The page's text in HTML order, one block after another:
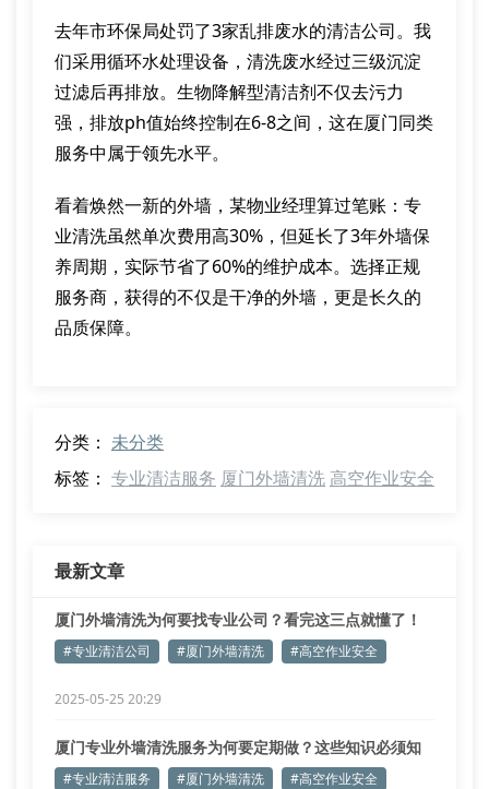
去年市环保局处罚了3家乱排废水的清洁公司。我
们采用循环水处理设备，清洗废水经过三级沉淀
过滤后再排放。生物降解型清洁剂不仅去污力
强，排放ph值始终控制在6-8之间，这在厦门同类
服务中属于领先水平。
看着焕然一新的外墙，某物业经理算过笔账：专
业清洗虽然单次费用高30%，但延长了3年外墙保
养周期，实际节省了60%的维护成本。选择正规
服务商，获得的不仅是干净的外墙，更是长久的
品质保障。
分类： 未分类
标签： 专业清洁服务 厦门外墙清洗高空作业安全
最新文章
厦门外墙清洗为何要找专业公司？看完这三点就懂了！
#专业清洁公司 #厦门外墙清洗 #高空作业安全
2025-05-25 20:29
厦门专业外墙清洗服务为何要定期做？这些知识必须知
道#专业清洁服务 #厦门外墙清洗 #高空作业安全